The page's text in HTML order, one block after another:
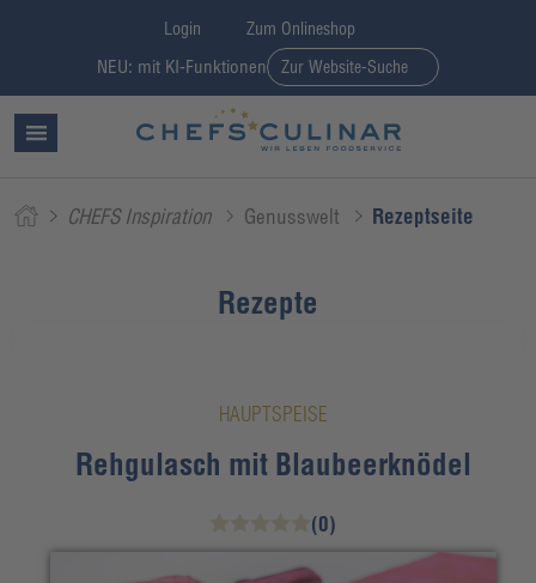
Login Zum Onlineshop
NEU: mit KI-Funktionen Zur Website-Suche
CHEFS Inspiration Genusswelt Rezeptseite
Rezepte
HAUPTSPEISE
Rehgulasch mit Blaubeerknödel
(0)